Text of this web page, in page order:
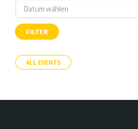
FILTER
ALL EVENTS